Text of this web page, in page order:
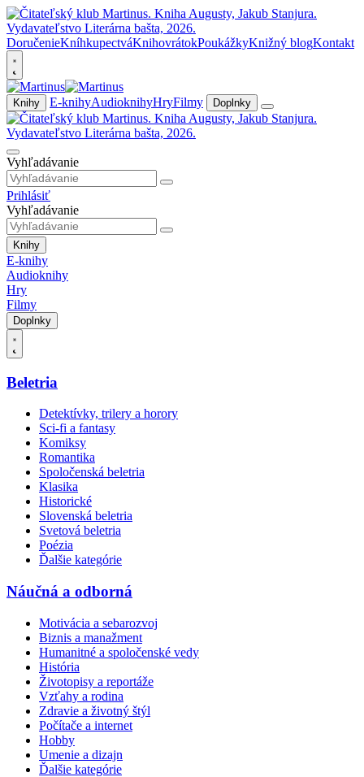
DoručenieKníhkupectváKnihovrátokPoukážkyKnižný blogKontakt
Knihy E-knihyAudioknihyHryFilmy Doplnky
Vyhľadávanie
Prihlásiť
Vyhľadávanie
Knihy
E-knihy
Audioknihy
Hry
Filmy
Doplnky
Beletria
Detektívky, trilery a horory
Sci-fi a fantasy
Komiksy
Romantika
Spoločenská beletria
Klasika
Historické
Slovenská beletria
Svetová beletria
Poézia
Ďalšie kategórie
Náučná a odborná
Motivácia a sebarozvoj
Biznis a manažment
Humanitné a spoločenské vedy
História
Životopisy a reportáže
Vzťahy a rodina
Zdravie a životný štýl
Počítače a internet
Hobby
Umenie a dizajn
Ďalšie kategórie